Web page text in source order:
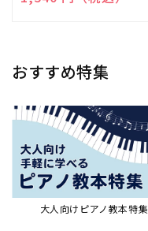
おすすめ特集
大人向けピアノ教本特集